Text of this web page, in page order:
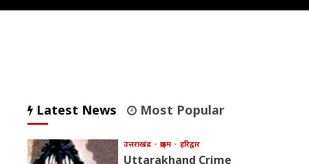
Latest News Most Popular
उत्तराखंड क्राइम हरिद्वार
Uttarakhand Crime